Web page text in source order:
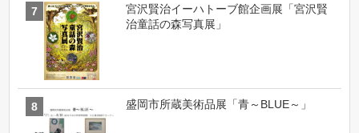
宮沢賢治イーハトーブ館企画展「宮沢賢
治童話の森写真展」
盛岡市所蔵美術品展「青～BLUE～」